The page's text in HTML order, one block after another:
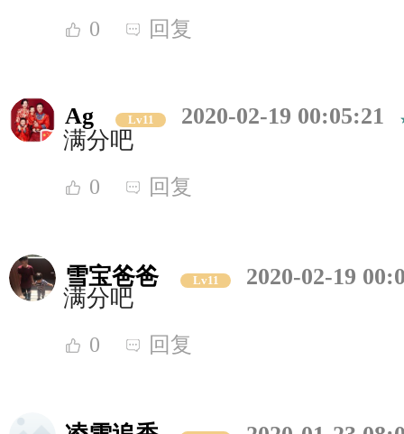
0 回复
Ag Lv11
2020-02-19 00:05:21
满分吧
0 回复
雪宝爸爸 Lv11
2020-02-19
满分吧
0 回复